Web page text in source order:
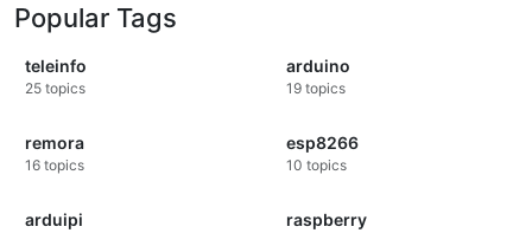
Popular Tags
teleinfo
25 topics
arduino
19 topics
remora
16 topics
esp8266
10 topics
arduipi raspberry